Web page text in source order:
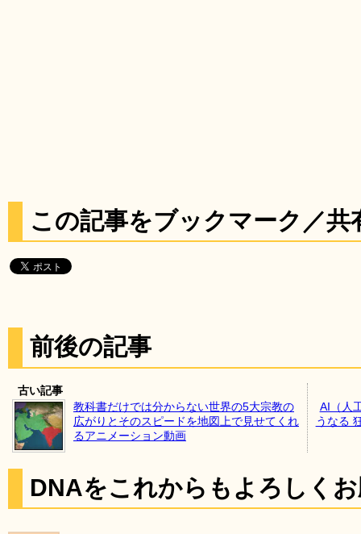
この記事をブックマーク／共
前後の記事
古い記事
教科書だけでは分からない世界の5大宗教の
広がりとそのスピードを地図上で見せてくれ
るアニメーション動画
AI（人
うなる
DNAをこれからもよろしく